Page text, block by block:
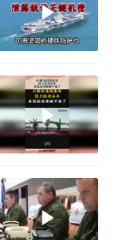
平安喜乐
离队
总书记点赞的非遗苗绣焕发新生机